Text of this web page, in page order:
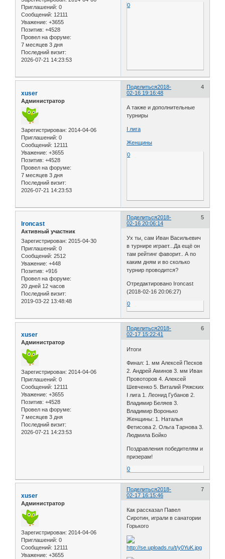
Приглашений: 0
Сообщений: 12111
Уважение: +3655
Позитив: +4528
Провел на форуме:
7 месяцев 3 дня
Последний визит:
2026-07-21 14:23:53
0
Поделиться 4
2018-
02-16 19:16:48
xuser
Администратор
Зарегистрирован: 2014-04-06
Приглашений: 0
Сообщений: 12111
Уважение: +3655
Позитив: +4528
Провел на форуме:
7 месяцев 3 дня
Последний визит:
2026-07-21 14:23:53
А также и дополнительные
турниры
I лига
Женщины
0
Поделиться 5
2018-
02-16 20:06:14
Ironcast
Активный участник
Зарегистрирован: 2015-04-30
Приглашений: 0
Сообщений: 2512
Уважение: +448
Позитив: +916
Провел на форуме:
20 дней 12 часов
Последний визит:
2019-03-22 13:48:48
Ух ты, сам Иван Васильевич
в турнире играет...Да ещё он
там рейтинг фаворит.. А по
каким дням и во сколько
турнир проводится?
Отредактировано Ironcast
(2018-02-16 20:06:27)
0
Поделиться 6
2018-
02-17 15:22:41
xuser
Администратор
Зарегистрирован: 2014-04-06
Приглашений: 0
Сообщений: 12111
Уважение: +3655
Позитив: +4528
Провел на форуме:
7 месяцев 3 дня
Последний визит:
2026-07-21 14:23:53
Итоги
Финал: 1. мм Алексей Песков
2. Андрей Аминов 3. мм Иван
Провоторов 4. Алексей
Шевченко 5. Виталий Ряжских
I лига 1. Леонид Губанов 2.
Владимир Беляев 3.
Владимир Воронько
Женщины: 1. Наталья
Фетисова 2. Ольга Тарнова 3.
Людмила Бойко
Поздравления победителям и
призерам!
0
Поделиться 7
2018-
02-17 16:15:46
xuser
Администратор
Зарегистрирован: 2014-04-06
Приглашений: 0
Сообщений: 12111
Уважение: +3655
Как рассказал Павел
Сиротин, играли в санатории
Горького